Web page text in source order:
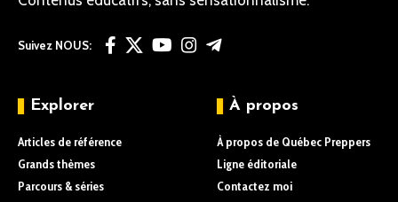
Suivez NOUS:
Explorer
Articles de référence
Grands thèmes
Parcours & séries
À propos
À propos de Québec Preppers
Ligne éditoriale
Contactez moi